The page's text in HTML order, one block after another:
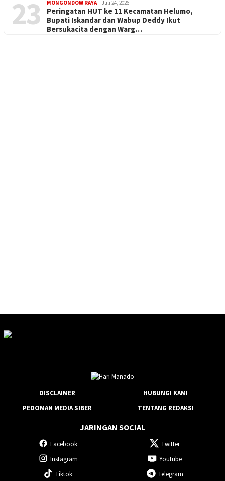
23 MONGONDOW RAYA Juli 24, 2026
Peringatan HUT ke 11 Kecamatan Helumo,
Bupati Iskandar dan Wabup Deddy Ikut
Bersukacita dengan Warg…
DISCLAIMER
HUBUNGI KAMI
PEDOMAN MEDIA SIBER
TENTANG REDAKSI
JARINGAN SOCIAL
Facebook
Twitter
Instagram
Youtube
Tiktok
Telegram